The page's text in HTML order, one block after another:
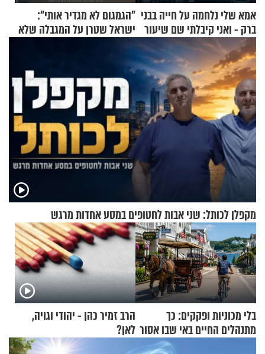
אמא שלי נלחמה על חייה בבני
ברק - ואני קיבלתי שם שיעור
באהבת חינם
"הגמגום לא מגדיר אותי":
ישראל שטרן על המגבלה שלא
עוצרת אותו
מקפלן לכותל: שני אבות לחטופים במסע אחדות מרגש
בלי מכוניות ופקקים: כך
מתנהלים החיים באי שבו אסור
הרב זמיר כהן - יהודי וגויה,
לאן?